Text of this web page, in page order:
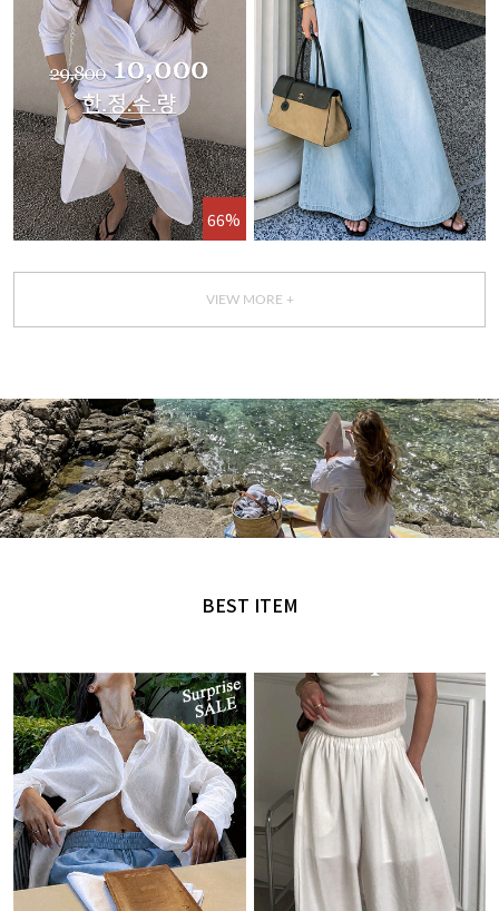
66%
VIEW MORE +
MADE by NANING9
BEST ITEM